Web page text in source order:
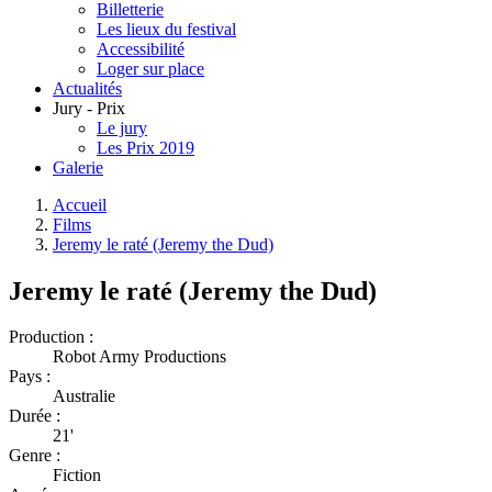
Billetterie
Les lieux du festival
Accessibilité
Loger sur place
Actualités
Jury - Prix
Le jury
Les Prix 2019
Galerie
Accueil
Films
Jeremy le raté (Jeremy the Dud)
Jeremy le raté (Jeremy the Dud)
Production :
Robot Army Productions
Pays :
Australie
Durée :
21'
Genre :
Fiction